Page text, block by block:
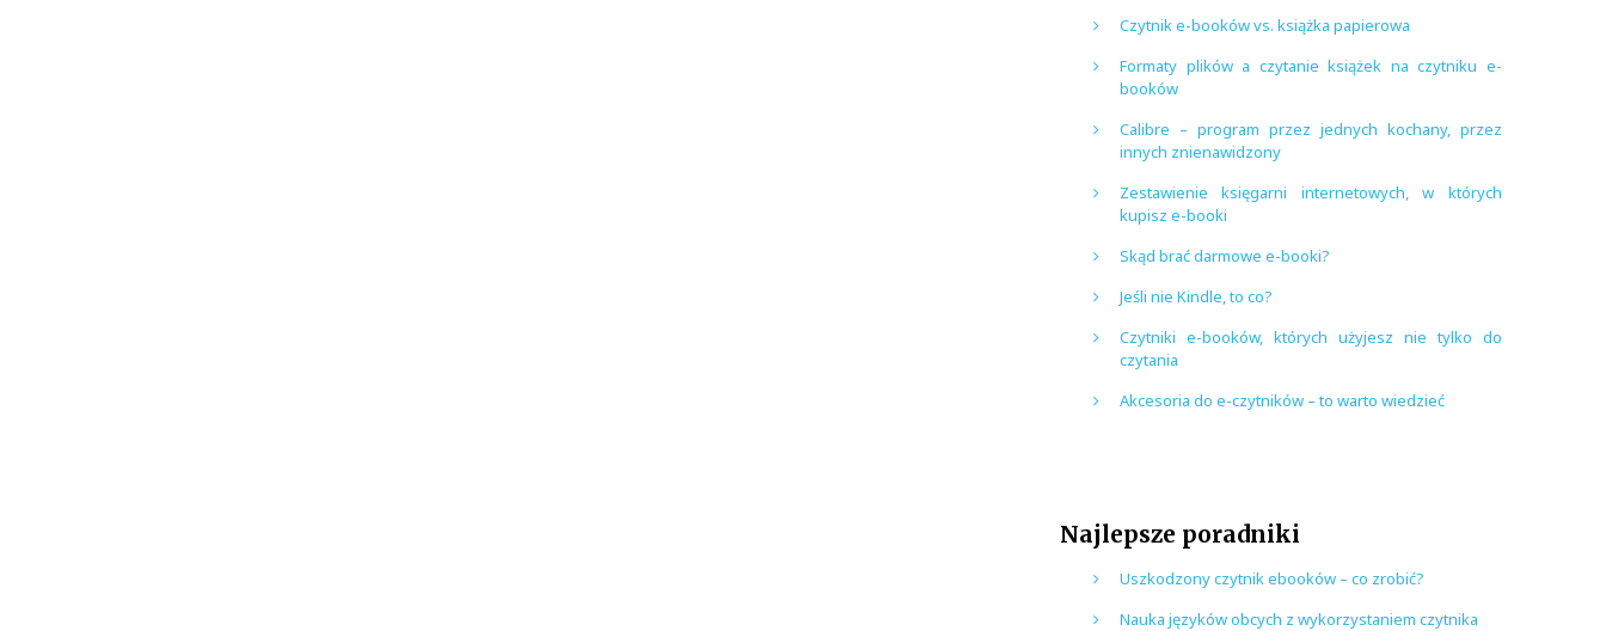
Czytnik e-booków vs. książka papierowa
Formaty plików a czytanie książek na czytniku e-
booków
Calibre – program przez jednych kochany, przez
innych znienawidzony
Zestawienie księgarni internetowych, w których
kupisz e-booki
Skąd brać darmowe e-booki?
Jeśli nie Kindle, to co?
Czytniki e-booków, których użyjesz nie tylko do
czytania
Akcesoria do e-czytników – to warto wiedzieć
Najlepsze poradniki
Uszkodzony czytnik ebooków – co zrobić?
Nauka języków obcych z wykorzystaniem czytnika